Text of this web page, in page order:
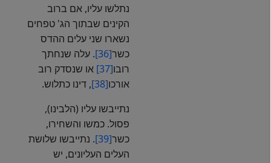
נתלשו עליו, אם ברוב
הקינים שבתוך הג' טפחים
נשארו שני עלים ההדס
כשר[36]
. עלה שנחתך
רובו[37]
או שנסדק רוב
אורכו[38]
, דינו כתלוש.
נתייבשו עליו (הלבינו),
פסול. כמשו והשחירו,
כשר[39]
. נתייבשו שלושת
העלים העליונים, יש